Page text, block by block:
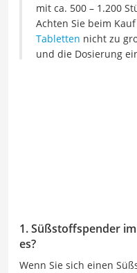
mit ca. 500 – 1.200
Achten Sie beim
Tabletten nicht zu
und die Dosierung
1. Süßstoffspender
es?
Wenn Sie sich einen